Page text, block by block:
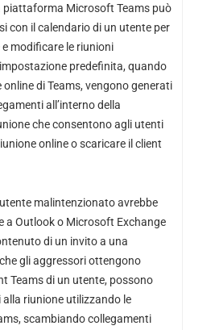
piattaforma Microsoft Teams può
con il calendario di un utente per
modificare le riunioni
predefinita, quando
di Teams, vengono generati
all’interno della
che consentono agli utenti
online o scaricare il client
malintenzionato avrebbe
a Outlook o Microsoft Exchange
di un invito a una
gli aggressori ottengono
Teams di un utente, possono
riunione utilizzando le
scambiando collegamenti